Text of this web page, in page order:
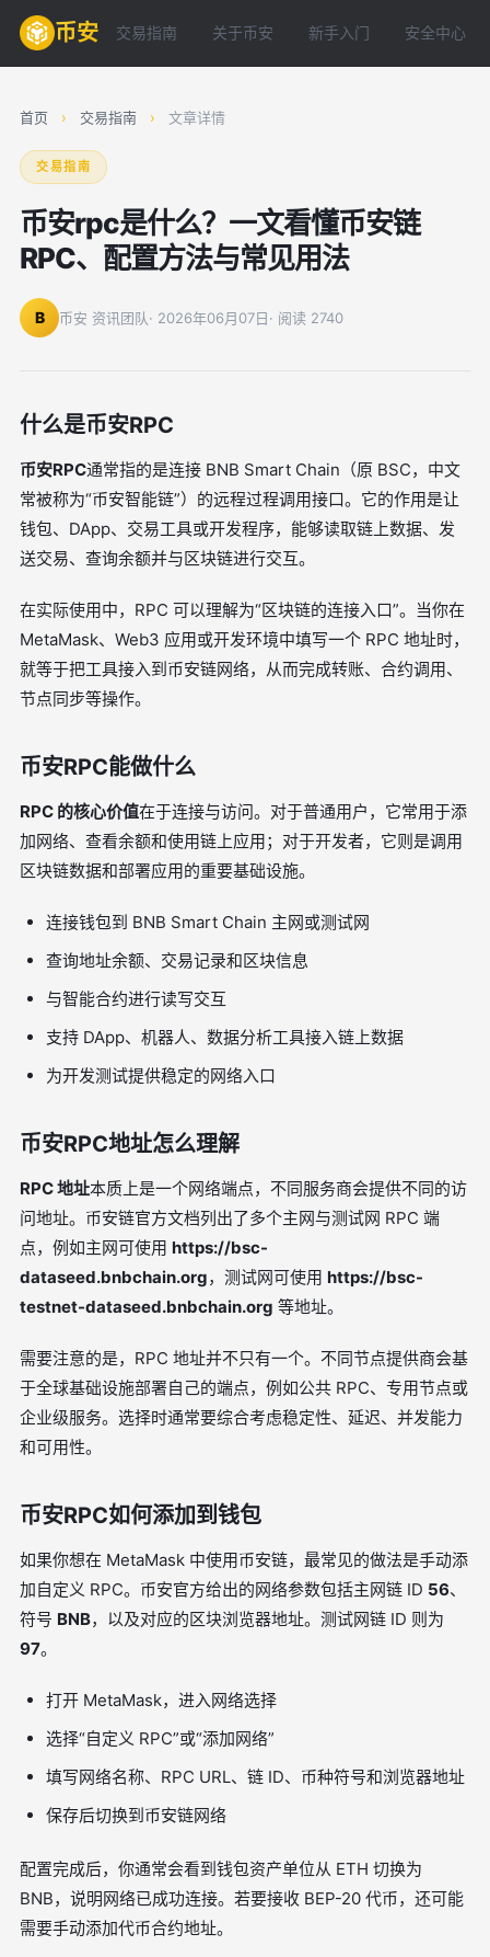
币安 交易指南 关于币安 新手入门 安全中心
首页 › 交易指南 › 文章详情
交易指南
币安rpc是什么？一文看懂币安链
RPC、配置方法与常见用法
B 币安 资讯团队· 2026年06月07日· 阅读 2740
什么是币安RPC
币安RPC通常指的是连接 BNB Smart Chain（原 BSC，中文
常被称为“币安智能链”）的远程过程调用接口。它的作用是让
钱包、DApp、交易工具或开发程序，能够读取链上数据、发
送交易、查询余额并与区块链进行交互。
在实际使用中，RPC 可以理解为“区块链的连接入口”。当你在
MetaMask、Web3 应用或开发环境中填写一个 RPC 地址时，
就等于把工具接入到币安链网络，从而完成转账、合约调用、
节点同步等操作。
币安RPC能做什么
RPC 的核心价值在于连接与访问。对于普通用户，它常用于添
加网络、查看余额和使用链上应用；对于开发者，它则是调用
区块链数据和部署应用的重要基础设施。
连接钱包到 BNB Smart Chain 主网或测试网
查询地址余额、交易记录和区块信息
与智能合约进行读写交互
支持 DApp、机器人、数据分析工具接入链上数据
为开发测试提供稳定的网络入口
币安RPC地址怎么理解
RPC 地址本质上是一个网络端点，不同服务商会提供不同的访
问地址。币安链官方文档列出了多个主网与测试网 RPC 端
点，例如主网可使用 https://bsc-
dataseed.bnbchain.org，测试网可使用 https://bsc-
testnet-dataseed.bnbchain.org 等地址。
需要注意的是，RPC 地址并不只有一个。不同节点提供商会基
于全球基础设施部署自己的端点，例如公共 RPC、专用节点或
企业级服务。选择时通常要综合考虑稳定性、延迟、并发能力
和可用性。
币安RPC如何添加到钱包
如果你想在 MetaMask 中使用币安链，最常见的做法是手动添
加自定义 RPC。币安官方给出的网络参数包括主网链 ID 56、
符号 BNB，以及对应的区块浏览器地址。测试网链 ID 则为
97。
打开 MetaMask，进入网络选择
选择“自定义 RPC”或“添加网络”
填写网络名称、RPC URL、链 ID、币种符号和浏览器地址
保存后切换到币安链网络
配置完成后，你通常会看到钱包资产单位从 ETH 切换为
BNB，说明网络已成功连接。若要接收 BEP-20 代币，还可能
需要手动添加代币合约地址。